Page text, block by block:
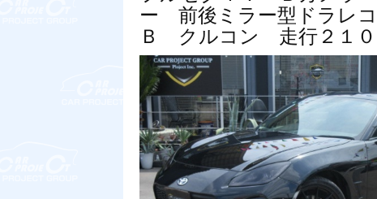
ー 前後ミラー型ドラレ
Ｂ クルコン 走行２１０